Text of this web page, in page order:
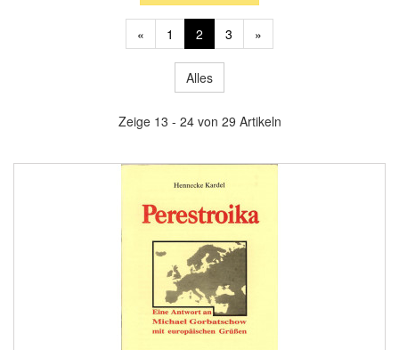
« 1 2 3 »
Alles
Zeige 13 - 24 von 29 Artikeln